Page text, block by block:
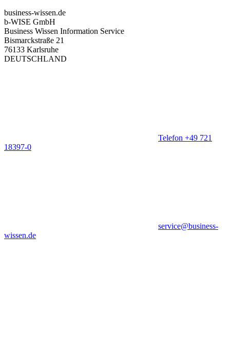
business-wissen.de
b-WISE GmbH
Business Wissen Information Service
Bismarckstraße 21
76133 Karlsruhe
DEUTSCHLAND
Telefon +49 721
18397-0
service@business-
wissen.de